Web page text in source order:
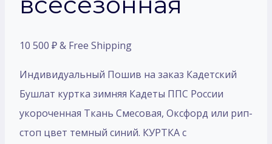
10 500 ₽& Free Shipping
Индивидуальный Пошив на заказ Кадетский
Бушлат куртка зимняя Кадеты ППС России
укороченная Ткань Смесовая, Оксфорд или рип-
стоп цвет темный синий. КУРТКА с